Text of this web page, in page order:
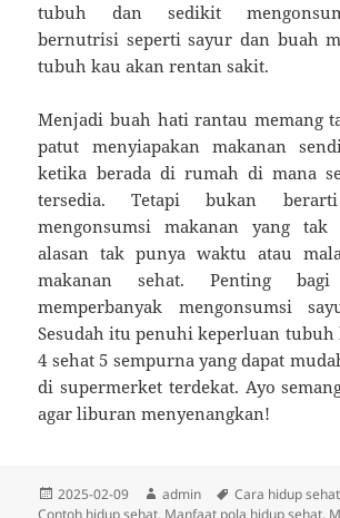
tubuh dan sedikit
bernutrisi seperti sayur dan buah
tubuh kau akan rentan sakit.
Menjadi buah hati rantau memang
patut menyiapakan makanan
ketika berada di rumah di mana
tersedia. Tetapi bukan
mengonsumsi makanan yang tak
alasan tak punya waktu atau
makanan sehat. Penting
memperbanyak mengonsumsi
Sesudah itu penuhi keperluan tubuh
4 sehat 5 sempurna yang dapat
di supermerket terdekat. Ayo
agar liburan menyenangkan!
Diposkan
pada
2025-02-09 Penulis
admin Tag
Cara hidup
Contoh hidup sehat, Manfaat pola hidup sehat,